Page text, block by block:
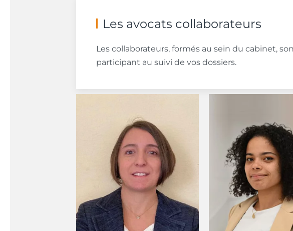
Les avocats collaborateurs
Les collaborateurs, formés au sein du cabinet,
participant au suivi de vos dossiers.